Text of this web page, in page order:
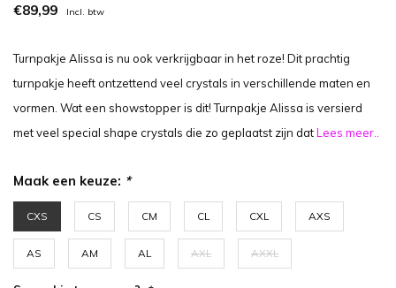
€89,99 Incl. btw
Turnpakje Alissa is nu ook verkrijgbaar in het roze! Dit prachtig
turnpakje heeft ontzettend veel crystals in verschillende maten en
vormen. Wat een showstopper is dit! Turnpakje Alissa is versierd
met veel special shape crystals die zo geplaatst zijn datLees meer..
Maak een keuze: *
CXS CS CM CL CXL AXS
AS AM AL AXL AXXL